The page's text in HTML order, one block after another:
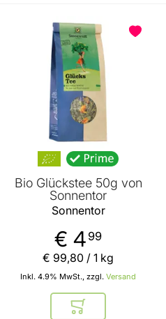
Bio Glückstee 50g von
Sonnentor
Sonnentor
€ 4 99
Inkl. 4.9% MwSt., zzgl. Versand
€ 99,80 / 1 kg
In den Warenkorb